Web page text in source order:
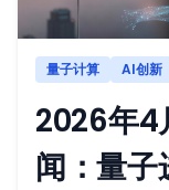
量子计算 AI创新
2026年4
闻：量